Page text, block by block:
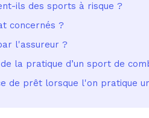
ils des sports à risque ?
concernés ?
l'assureur ?
la pratique d’un sport de
de prêt lorsque l'on pratique